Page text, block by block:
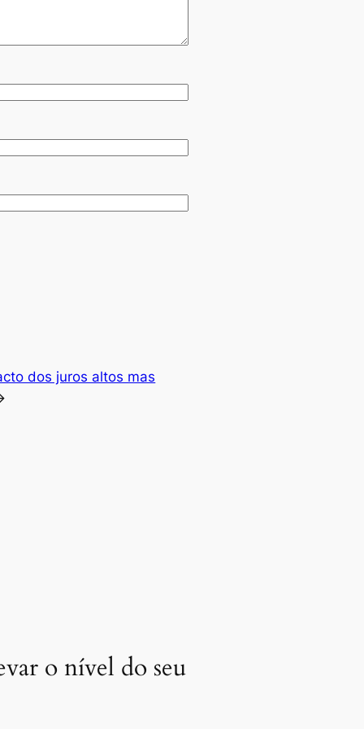
dos juros altos mas
o nível do seu